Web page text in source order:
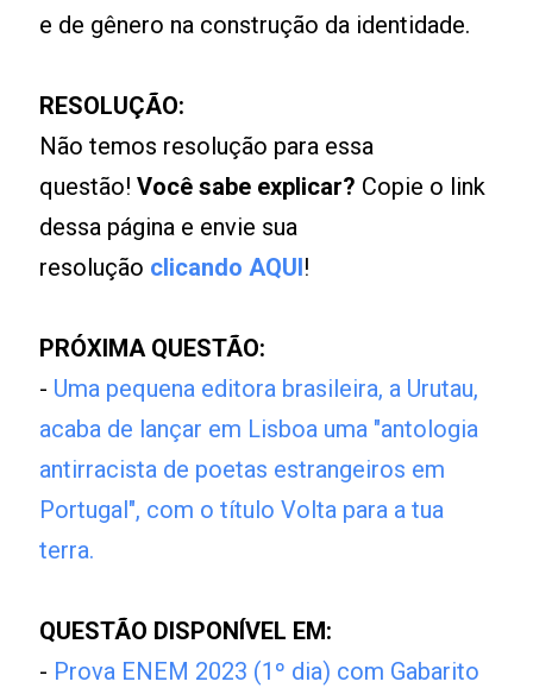
e de gênero na construção da identidade.
RESOLUÇÃO:
Não temos resolução para essa
questão!Você sabe explicar? Copie o link
dessa página e envie sua
resolução clicando AQUI!
PRÓXIMA QUESTÃO:
- Uma pequena editora brasileira, a Urutau,
acaba de lançar em Lisboa uma "antologia
antirracista de poetas estrangeiros em
Portugal", com o título Volta para a tua
terra.
QUESTÃO DISPONÍVEL EM:
- Prova ENEM 2023 (1º dia) com Gabarito